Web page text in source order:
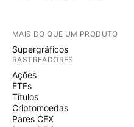
MAIS DO QUE UM PRODUTO
Supergráficos
RASTREADORES
Ações
ETFs
Títulos
Criptomoedas
Pares CEX